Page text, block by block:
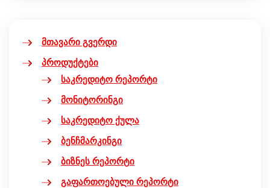
მთავარი გვერდი
პროდუქტები
საკრედიტო რეპორტი
მონიტორინგი
საკრედიტო ქულა
ბენჩმარკინგი
ბიზნეს რეპორტი
გაფართოებული რეპორტი